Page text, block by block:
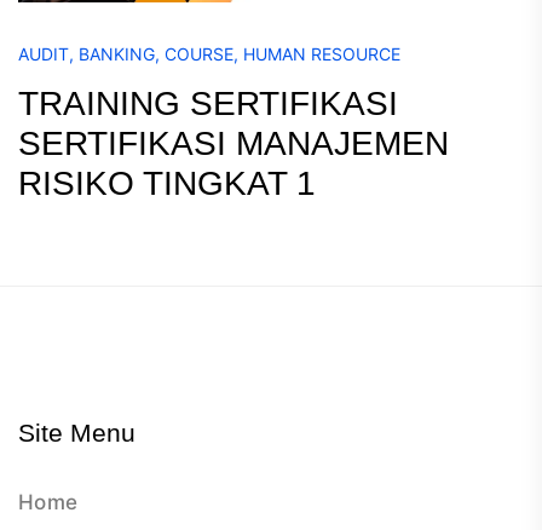
AUDIT, BANKING, COURSE, HUMAN RESOURCE
TRAINING SERTIFIKASI
SERTIFIKASI MANAJEMEN
RISIKO TINGKAT 1
Site Menu
Home